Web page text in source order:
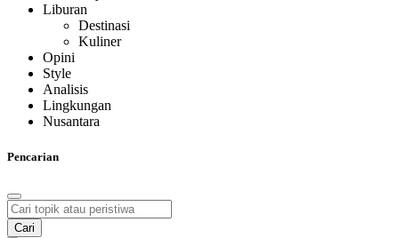
Liburan
Destinasi
Kuliner
Opini
Style
Analisis
Lingkungan
Nusantara
Pencarian
Cari